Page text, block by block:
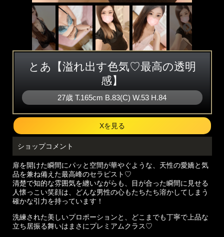
とあ【溢れ出す色気♡最高の透明
感】
27歳 T.165cm B.83(C) W.53 H.84
Xを見る
ショップコメント
扉を開けた瞬間にパッと空間が華やぐような、天性の愛嬌と気
品を兼ね備えた最高峰のセラピスト♡
清楚で知的な雰囲気を纏いながらも、目が合った瞬間に見せる
人懐っこい笑顔は、どんな男性の心もたちたち溶かしてしまう
確かな引力を持っています！
洗練された美しいプロポーションと、どこまでも丁寧で上品な
立ち居振る舞いはまさにプレミアムクラス♡